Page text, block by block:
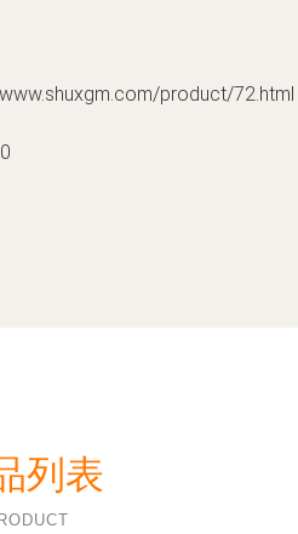
product/72.html
列表